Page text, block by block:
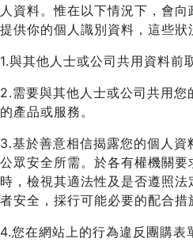
人資料。惟在以下情況下，會
提供你的個人識別資料，這些狀
1.與其他人士或公司共用資料前
2.需要與其他人士或公司共用
的產品或服務。
3.基於善意相信揭露您的個人資
公眾安全所需。於各有權機關
時，檢視其適法性及是否遵照
者安全，採行可能必要的配合措
4.您在網站上的行為違反團購表